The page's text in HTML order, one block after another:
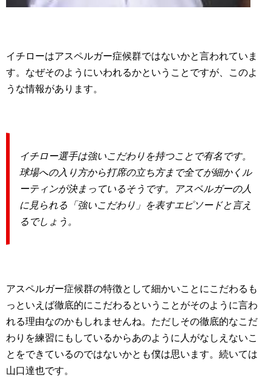
イチローはアスペルガー症候群ではないかと言われていま
す。なぜそのようにいわれるかということですが、このよ
うな情報があります。
イチロー選手は強いこだわりを持つことで有名です。
球場への入り方から打席の立ち方まで全てが細かくル
ーティンが決まっているそうです。アスペルガーの人
に見られる「強いこだわり」を表すエピソードと言え
るでしょう。
アスペルガー症候群の特徴として細かいことにこだわるも
っといえば徹底的にこだわるということがそのように言わ
れる理由なのかもしれませんね。ただしその徹底的なこだ
わりを練習にもしているからあのように人がなしえないこ
とをできているのではないかとも僕は思います。続いては
山口達也です。